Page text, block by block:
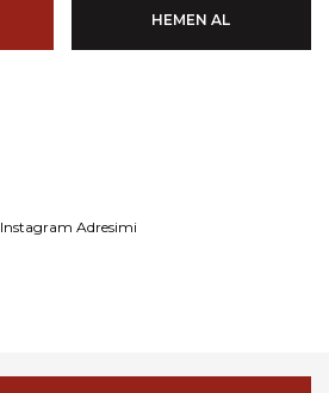
HEMEN AL
Instagram Adresimi